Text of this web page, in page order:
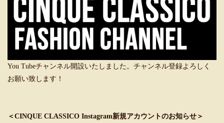
You Tubeチャンネル開設いたしました。チャンネル登録よろしく
お願い致します！
＜CINQUE CLASSICO Instagram新規アカウントのお知らせ＞